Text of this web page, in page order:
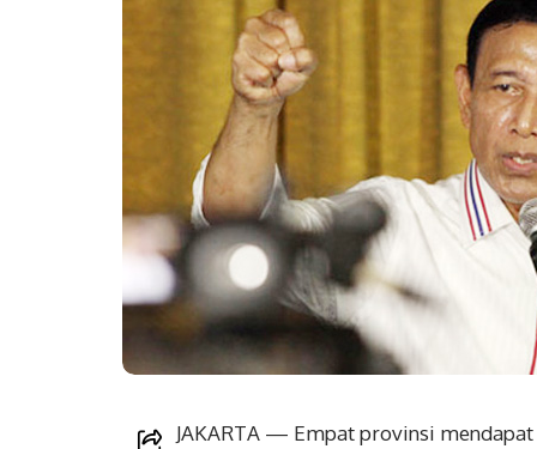
JAKARTA — Empat provinsi